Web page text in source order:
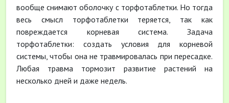
вообще снимают оболочку с торфотаблетки. Но тогда
весь смысл торфотаблетки теряется, так как
повреждается корневая система. Задача
торфотаблетки: создать условия для корневой
системы, чтобы она не травмировалась при пересадке.
Любая травма тормозит развитие растений на
несколько дней и даже недель.